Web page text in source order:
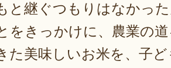
と継ぐつもりはなかっ
をきっかけに、農業の
た美味しいお米を、子